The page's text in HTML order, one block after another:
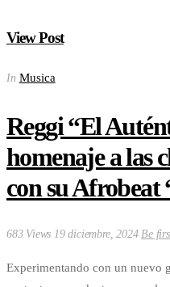
View Post
In Musica
Reggi “El
homenaje a las
con su Afrobeat
683 Views 19 diciembre, 2024Be
Experimentando con un nuevo